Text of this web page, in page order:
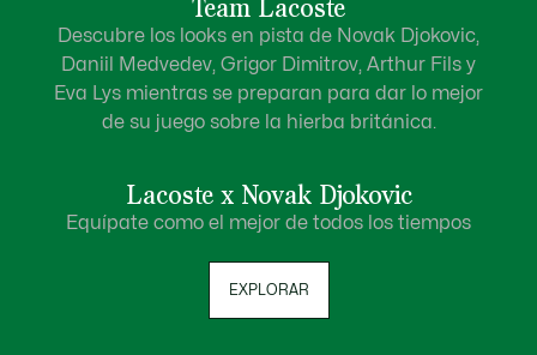
Team Lacoste
Descubre los looks en pista de Novak Djokovic,
Daniil Medvedev, Grigor Dimitrov, Arthur Fils y
Eva Lys mientras se preparan para dar lo mejor
de su juego sobre la hierba británica.
Lacoste x Novak Djokovic
Equípate como el mejor de todos los tiempos
EXPLORAR